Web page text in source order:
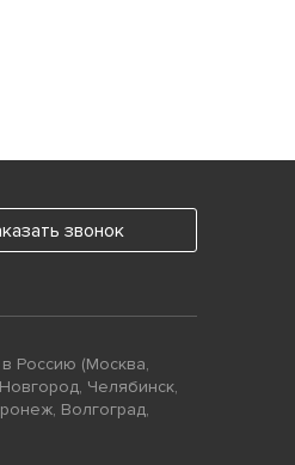
звонок
Россию (Москва,
Челябинск,
Волгоград,